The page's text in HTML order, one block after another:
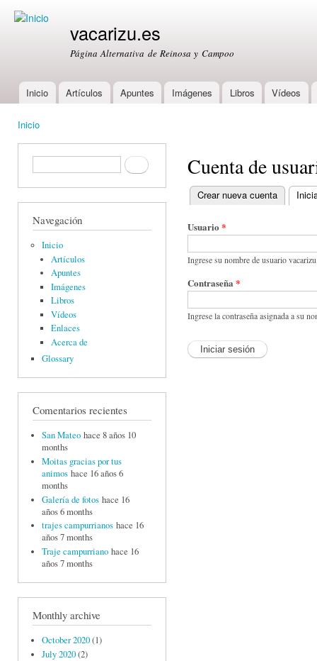
vacarizu.es
Página Alternativa de Reinosa y Campoo
Main menu
Inicio Artículos Apuntes Imágenes Libros Vídeos
Inicio
Formulario de búsquedaBuscar
Navegación
Inicio
Artículos
Apuntes
Imágenes
Libros
Vídeos
Enlaces
Acerca de
Glossary
Comentarios recientes
San Mateo hace 8 años 10
months
Moitas gracias por tus
animos hace 16 años 6
months
Galería de fotos hace 16
años 6 months
trajes campurrianos hace 16
años 7 months
Traje campurriano hace 16
años 7 months
Monthly archive
October 2020(1)
July 2020(2)
Cuenta de
Primary tabs
Crear nueva cuenta
Usuario *
Ingrese su nombre de usuario
Contraseña *
Ingrese la contraseña asignada a su